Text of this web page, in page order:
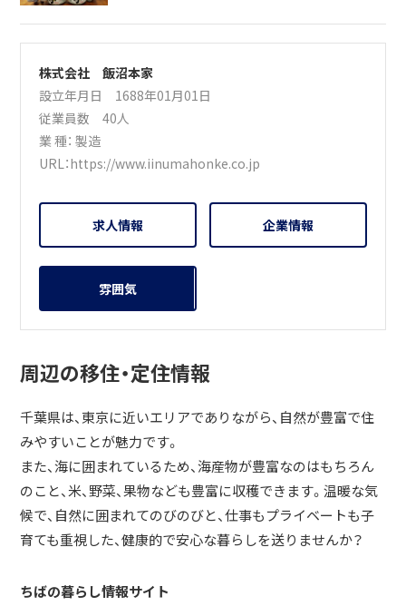
株式会社 飯沼本家
設立年月日 1688年01月01日
従業員数 40人
業 種：製造
URL：https://www.iinumahonke.co.jp
求人情報 企業情報
雰囲気
周辺の移住・定住情報
千葉県は、東京に近いエリアでありながら、自然が豊富で住
みやすいことが魅力です。
また、海に囲まれているため、海産物が豊富なのはもちろん
のこと、米、野菜、果物なども豊富に収穫できます。温暖な気
候で、自然に囲まれてのびのびと、仕事もプライベートも子
育ても重視した、健康的で安心な暮らしを送りませんか？
ちばの暮らし情報サイト